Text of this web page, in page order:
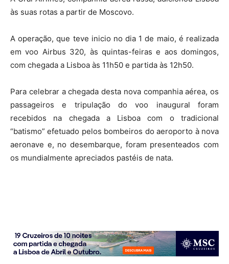
às suas rotas a partir de Moscovo.
A operação, que teve inicio no dia 1 de maio, é realizada
em voo Airbus 320, às quintas-feiras e aos domingos,
com chegada a Lisboa às 11h50 e partida às 12h50.
Para celebrar a chegada desta nova companhia aérea, os
passageiros e tripulação do voo inaugural foram
recebidos na chegada a Lisboa com o tradicional
“batismo” efetuado pelos bombeiros do aeroporto à nova
aeronave e, no desembarque, foram presenteados com
os mundialmente apreciados pastéis de nata.